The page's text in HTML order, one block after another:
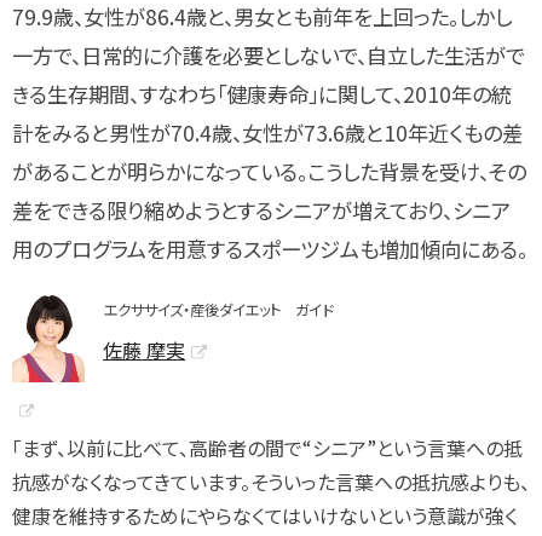
79.9歳、女性が86.4歳と、男女とも前年を上回った。しかし
一方で、日常的に介護を必要としないで、自立した生活がで
きる生存期間、すなわち「健康寿命」に関して、2010年の統
計をみると男性が70.4歳、女性が73.6歳と10年近くもの差
があることが明らかになっている。こうした背景を受け、その
差をできる限り縮めようとするシニアが増えており、シニア
用のプログラムを用意するスポーツジムも増加傾向にある。
エクササイズ・産後ダイエット ガイド
佐藤 摩実
「まず、以前に比べて、高齢者の間で“シニア”という言葉への抵
抗感がなくなってきています。そういった言葉への抵抗感よりも、
健康を維持するためにやらなくてはいけないという意識が強く